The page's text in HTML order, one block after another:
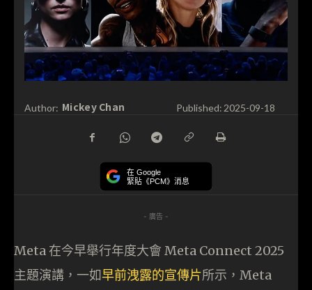
Author: Mickey Chan Published: 2025-09-18
在 Google
緊貼《PCM》消息
- 廣告 -
Meta 在今早舉行年度大會 Meta Connect 2025
主題演講，一如早前洩露的宣傳片所示，Meta